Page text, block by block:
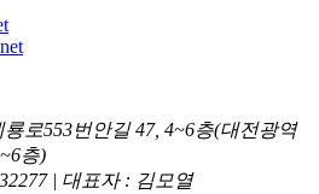
로553번안길 47, 4~6층(대전광역
층)
| 대표자 : 김모열